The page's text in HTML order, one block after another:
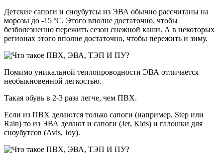
Детские сапоги и сноубутсы из ЭВА обычно рассчитаны на
морозы до -15 ºС. Этого вполне достаточно, чтобы
безболезненно пережить сезон снежной каши. А в некоторых
регионах этого вполне достаточно, чтобы пережить и зиму.
Помимо уникальной теплопроводности ЭВА отличается
необыкновенной легкостью.
Такая обувь в 2-3 раза легче, чем ПВХ.
Если из ПВХ делаются только сапоги (например, Step или
Rain) то из ЭВА делают и сапоги (Jet, Kids) и галошки для
сноубутсов (Avis, Joy).